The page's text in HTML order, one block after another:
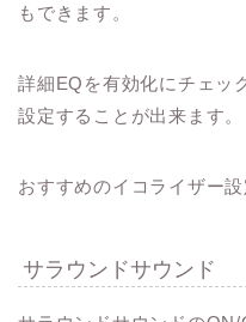
もできます。
詳細EQを有効化にチェッ
設定することが出来ます。
おすすめのイコライザー
サラウンドサウンド